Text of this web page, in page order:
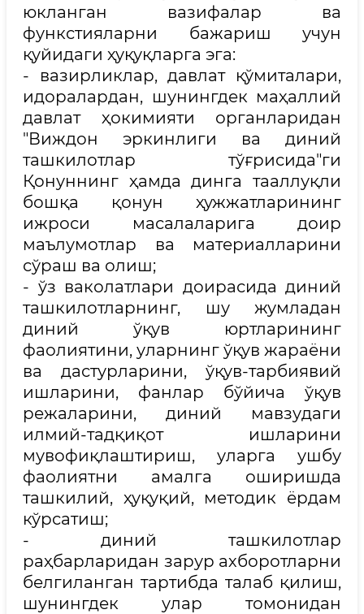
юкланган вазифалар ва
функстияларни бажариш учун
қуйидаги ҳуқуқларга эга:
- вазирликлар, давлат қўмиталари,
идоралардан, шунингдек маҳаллий
давлат ҳокимияти органларидан
"Виждон эркинлиги ва диний
ташкилотлар тўғрисида"ги
Қонуннинг ҳамда динга тааллуқли
бошқа қонун ҳужжатларининг
ижроси масалаларига доир
маълумотлар ва материалларини
сўраш ва олиш;
- ўз ваколатлари доирасида диний
ташкилотларнинг, шу жумладан
диний ўқув юртларининг
фаолиятини, уларнинг ўқув жараёни
ва дастурларини, ўқув-тарбиявий
ишларини, фанлар бўйича ўқув
режаларини, диний мавзудаги
илмий-тадқиқот ишларини
мувофиқлаштириш, уларга ушбу
фаолиятни амалга оширишда
ташкилий, ҳуқуқий, методик ёрдам
кўрсатиш;
- диний ташкилотлар
раҳбарларидан зарур ахборотларни
белгиланган тартибда талаб қилиш,
шунингдек улар томонидан